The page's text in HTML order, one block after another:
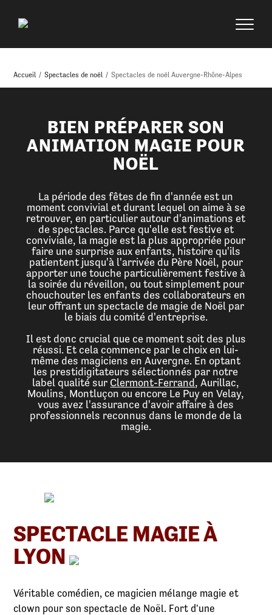
Accueil / Spectacles de noël / Spectacles de noël Auvergne-Rhône-Alpes
BIEN PRÉPARER SON
ANIMATION MAGIE POUR
NOËL
La période des fêtes de fin d'année est un
moment convivial et durant lequel on aime à se
retrouver, en particulier autour d'animations et
de spectacles. Parce qu'elle est festive et
conviviale, la magie est la plus appropriée pour
faire une surprise aux enfants, histoire qu'ils
patientent jusqu'à l'arrivée du Père Noël, pour
apporter une touche particulièrement festive à
la soirée du réveillon, ou tout simplement pour
chouchouter les enfants des collaborateurs en
leur offrant un spectacle de magie de Noël par
le biais du comité d'entreprise.
Il est donc crucial que ce moment soit des plus
réussi. Et cela commence par le choix en lui-
même des magiciens en Auvergne. En optant
les prestidigitateurs sélectionnés par notre
label qualité sur Clermont-Ferrand, Aurillac,
Moulins, Montluçon ou encore Le Puy en Velay,
vous avez l'assurance d'avoir affaire à des
professionnels reconnus dans le monde de la
magie.
SPECTACLE MAGIE À
LYON
Véritable comédien, ce magicien mélange magie et
clown pour son spectacle de Noël. Fort d'une